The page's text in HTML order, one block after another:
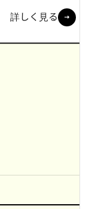
詳しく見る